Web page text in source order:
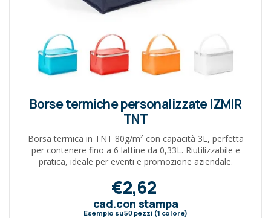
Borse termiche personalizzate IZMIR
TNT
Borsa termica in TNT 80g/m² con capacità 3L, perfetta
per contenere fino a 6 lattine da 0,33L. Riutilizzabile e
pratica, ideale per eventi e promozione aziendale.
€2,62
cad.con stampa
Esempio su50pezzi (1 colore)